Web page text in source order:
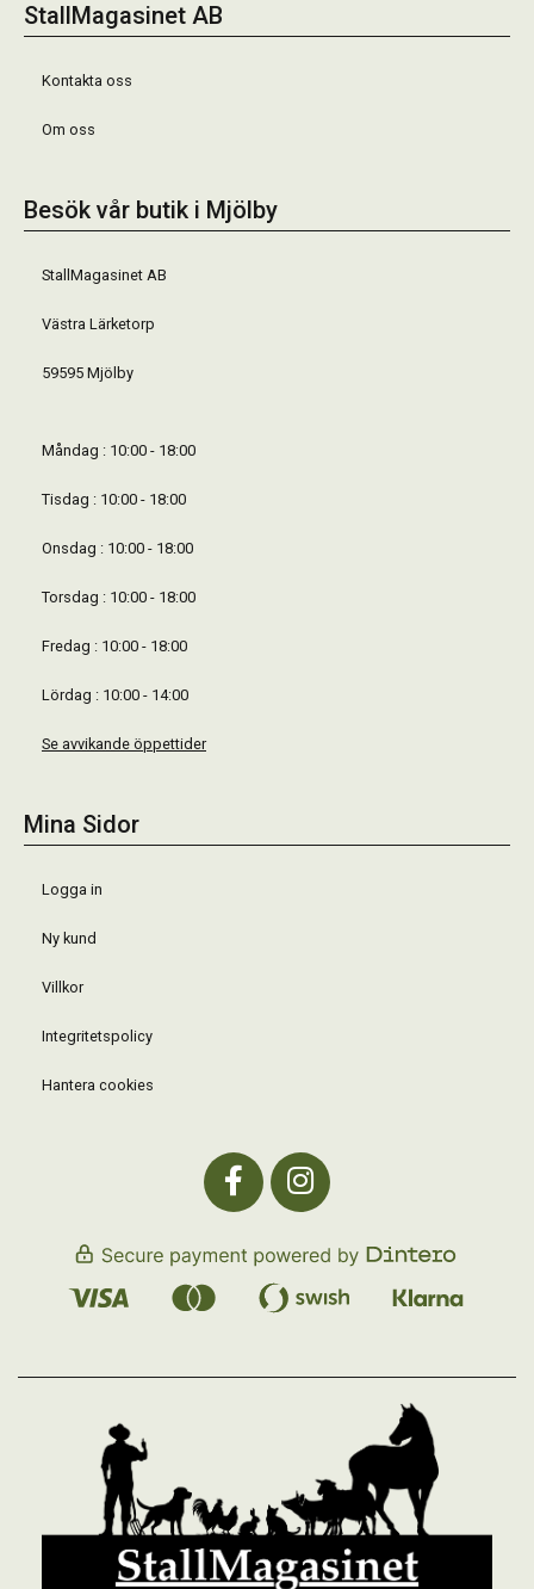
StallMagasinet AB
Kontakta oss
Om oss
Besök vår butik i Mjölby
StallMagasinet AB
Västra Lärketorp
59595 Mjölby
Måndag : 10:00 - 18:00
Tisdag : 10:00 - 18:00
Onsdag : 10:00 - 18:00
Torsdag : 10:00 - 18:00
Fredag : 10:00 - 18:00
Lördag : 10:00 - 14:00
Se avvikande öppettider
Mina Sidor
Logga in
Ny kund
Villkor
Integritetspolicy
Hantera cookies